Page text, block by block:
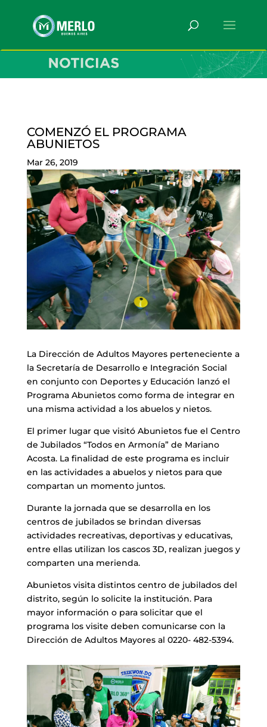
COMENZÓ EL PROGRAMA
ABUNIETOS
Mar 26, 2019
La Dirección de Adultos Mayores perteneciente a
la Secretaría de Desarrollo e Integración Social
en conjunto con Deportes y Educación lanzó el
Programa Abunietos como forma de integrar en
una misma actividad a los abuelos y nietos.
El primer lugar que visitó Abunietos fue el Centro
de Jubilados “Todos en Armonía” de Mariano
Acosta. La finalidad de este programa es incluir
en las actividades a abuelos y nietos para que
compartan un momento juntos.
Durante la jornada que se desarrolla en los
centros de jubilados se brindan diversas
actividades recreativas, deportivas y educativas,
entre ellas utilizan los cascos 3D, realizan juegos y
comparten una merienda.
Abunietos visita distintos centro de jubilados del
distrito, según lo solicite la institución. Para
mayor información o para solicitar que el
programa los visite deben comunicarse con la
Dirección de Adultos Mayores al 0220- 482-5394.